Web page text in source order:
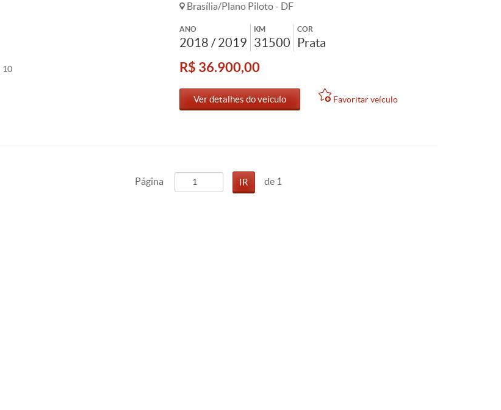
10
Brasília/Plano Piloto - DF
ANO
2018 / 2019
KM
31500
COR
Prata
R$ 36.900,00
Ver detalhes do veículo Favoritar veículo
Página de 1